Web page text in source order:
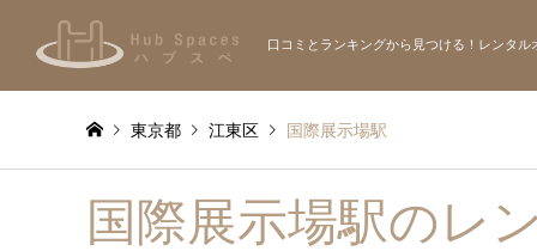
口コミとランキングから見つける！レンタル
東京都 江東区 国際展示場駅
国際展示場駅のレ